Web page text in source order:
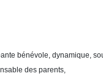
bénévole, dynamique,
des parents,